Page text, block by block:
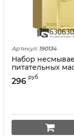
Артикул: 190134
Набор
питательных
JOMTAM
and Retinol"
296 руб